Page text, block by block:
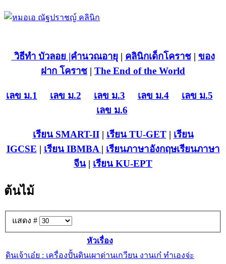
วิธีทำ บัวลอย |คำนวณอายุ | คลินิกเด็กโคราช| ของ
ฝาก โคราช | The End of the World
เลข ม.1 เลข ม.2 เลข ม.3 เลข ม.4
เลข ม.5
เลข ม.6
เรียน SMART-II| เรียน TU-GET| เรียน
IGCSE | เรียน IBMBA | เรียนภาษาอังกฤษเรียนภาษา
จีน | เรียน KU-EPT
ต้นไม้
แสดง #
หัวเรื่อง
ดินเจ้าเอ๋ย : เครื่องปั้นดินเผาด่านเกวียน งานเก๋ ทำเองจ่ะ